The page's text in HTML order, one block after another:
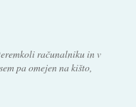
računalniku in v
pa omejen na kišto,